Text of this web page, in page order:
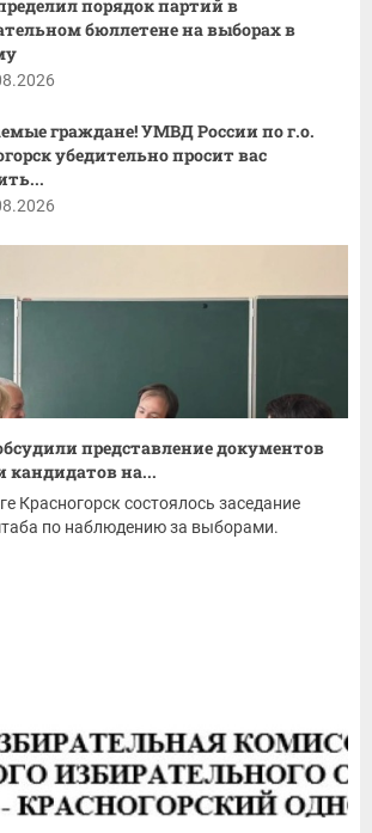
порядок партий в
бюллетене на выборах в
граждане! ​УМВД России по г.о.
убедительно просит вас
представление документов
кандидатов на...
Красногорск состоялось заседание
по наблюдению за выборами.